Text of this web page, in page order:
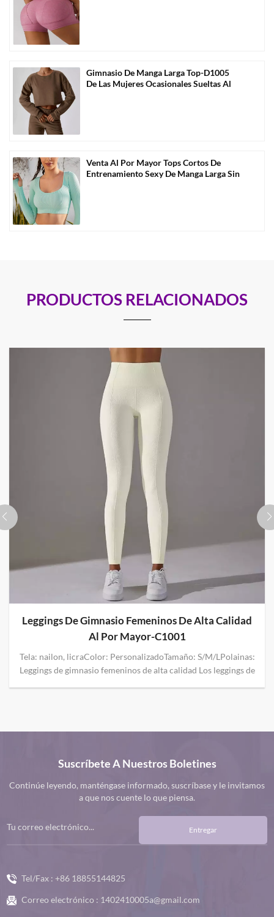
Gimnasio De Manga Larga Top-D1005
De Las Mujeres Ocasionales Sueltas Al
Venta Al Por Mayor Tops Cortos De
Entrenamiento Sexy De Manga Larga Sin
PRODUCTOS RELACIONADOS
Leggings De Entrenamiento De Cinco Puntos De
Verano Para Mujer De Cintura Alta Al Por Mayor-
C2002
Tela: 100% nailon.Color: Negro, gris oscuro, azul lago, amarillo
claroTamaño: S/M/L/XLPolainas: Leggings de entrenamiento
piernas delgadas, sino que también ayudan a disipar el calor,
Suscríbete A Nuestros Boletines
Continúe leyendo, manténgase informado, suscríbase y le invitamos
a que nos cuente lo que piensa.
Entregar
Tel/Fax : +86 18855144825
Correo electrónico : 1402410005a@gmail.com